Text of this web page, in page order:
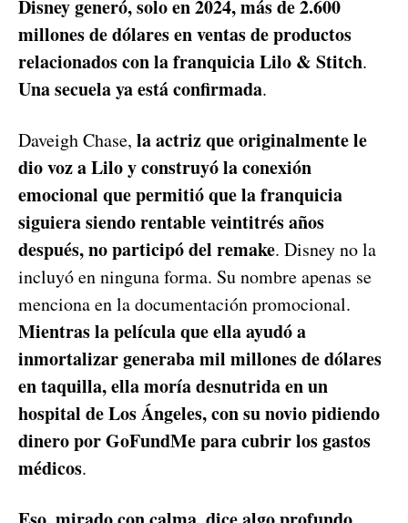
Disney generó, solo en 2024, más de 2.600
millones de dólares en ventas de productos
relacionados con la franquicia Lilo & Stitch.
Una secuela ya está confirmada.
Daveigh Chase, la actriz que originalmente le
dio voz a Lilo y construyó la conexión
emocional que permitió que la franquicia
siguiera siendo rentable veintitrés años
después, no participó del remake. Disney no la
incluyó en ninguna forma. Su nombre apenas se
menciona en la documentación promocional.
Mientras la película que ella ayudó a
inmortalizar generaba mil millones de dólares
en taquilla, ella moría desnutrida en un
hospital de Los Ángeles, con su novio pidiendo
dinero por GoFundMe para cubrir los gastos
médicos.